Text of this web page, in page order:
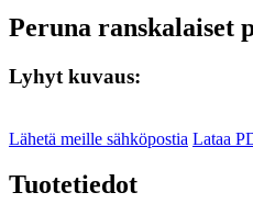
Peruna ranskalaiset
Lyhyt kuvaus:
Lähetä meille sähköpostia Lataa
Tuotetiedot